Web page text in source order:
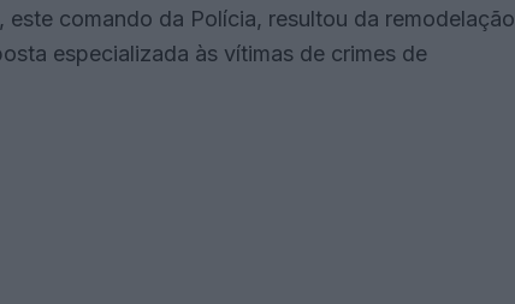
comando da Polícia, resultou da remodelação
especializada às vítimas de crimes de